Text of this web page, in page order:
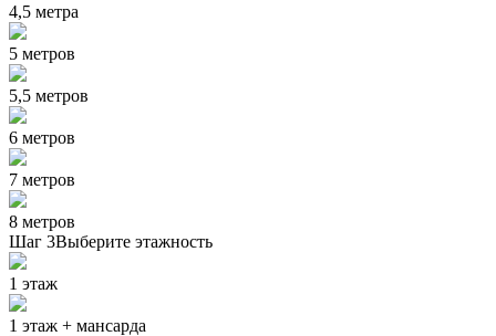
4,5 метра
5 метров
5,5 метров
6 метров
7 метров
8 метров
Шаг 3Выберите этажность
1 этаж
1 этаж + мансарда